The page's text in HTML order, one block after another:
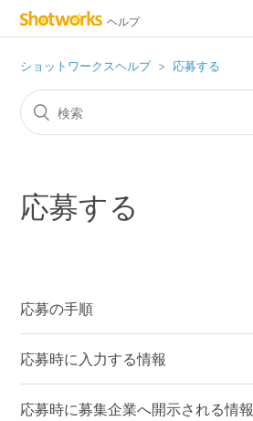
ヘルプ
ショットワークスヘルプ 応募する
応募する
応募の手順
応募時に入力する情報
応募時に募集企業へ開示される情報